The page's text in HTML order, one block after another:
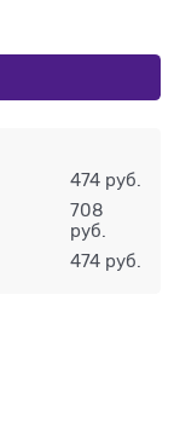
474 руб.
708
руб.
474 руб.